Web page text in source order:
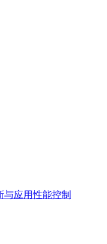
应用性能控制